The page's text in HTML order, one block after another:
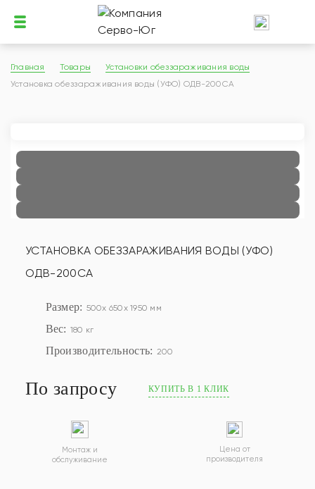
Главная Товары
Установки обеззараживания воды
Установка обеззараживания воды (УФО) ОДВ-200СА
УСТАНОВКА ОБЕЗЗАРАЖИВАНИЯ ВОДЫ (УФО)
ОДВ-200СА
Размер: 500x 650x 1950 мм
Вес: 180 кг
Производительность: 200
По запросу КУПИТЬ В 1 КЛИК
Монтаж и
обслуживание
Цена от
производителя